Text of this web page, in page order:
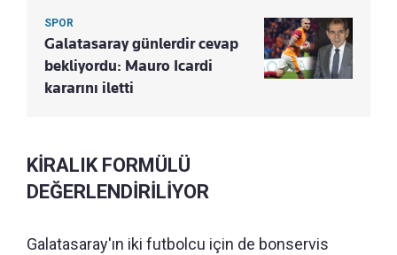
SPOR
Galatasaray günlerdir cevap
bekliyordu: Mauro Icardi
kararını iletti
KİRALIK FORMÜLÜ
DEĞERLENDİRİLİYOR
Galatasaray'ın iki futbolcu için de bonservis